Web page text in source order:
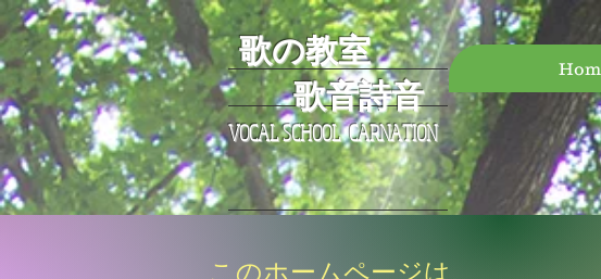
歌の教室
歌音詩音
VOCAL SCHOOL CARNATION
このホームページは、